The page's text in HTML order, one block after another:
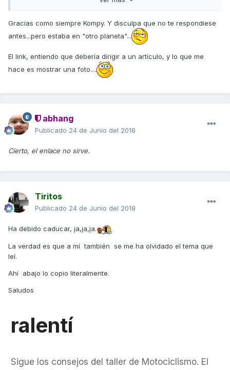
Gracias como siempre Kompy. Y disculpa que no te respondiese
antes...pero estaba en "otro planeta"...
El link, entiendo que debería dirigir a un artículo, y lo que me
hace es mostrar una foto....
abhang
Publicado 24 de Junio del 2018
Cierto, el enlace no sirve.
Tiritos
Publicado 24 de Junio del 2018
Ha debido caducar, ja,ja,ja.
La verdad es que a mí también se me ha olvidado el tema que
leí.
Ahí abajo lo copio literalmente.
Saludos
ralentí
Sigue los consejos del taller de Motociclismo. El